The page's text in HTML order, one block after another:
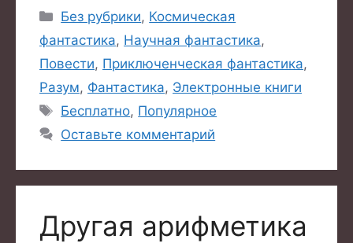
Рубрики
Без рубрики, Космическая
фантастика, Научная фантастика,
Повести, Приключенческая фантастика,
Разум, Фантастика, Электронные книги
Метки
Бесплатно, Популярное
Оставьте комментарий
Другая арифметика